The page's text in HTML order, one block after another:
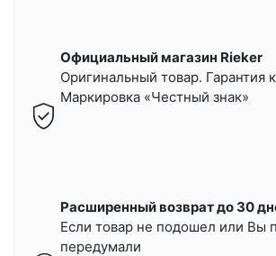
Официальный магазин Rieker
Оригинальный товар. Гарантия
Маркировка «Честный знак»
Расширенный возврат до 30
Если товар не подошел или Вы
передумали